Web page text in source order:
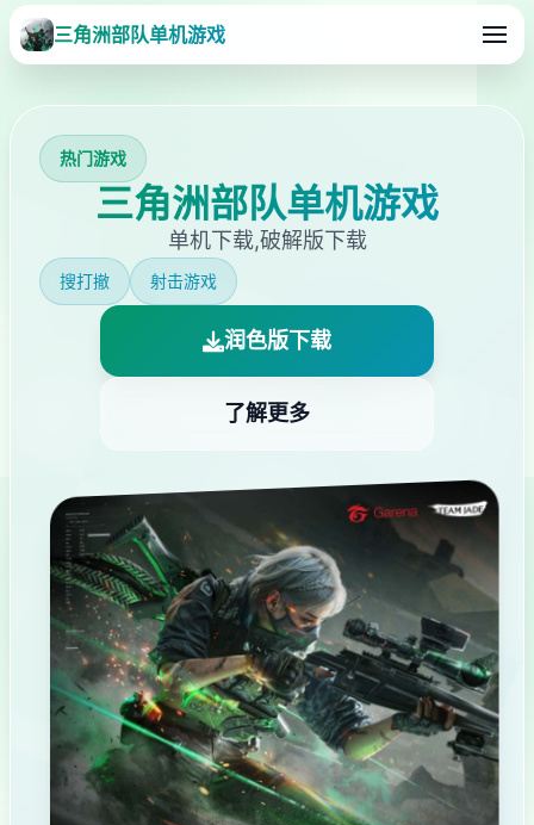
三角洲部队单机游戏
热门游戏
三角洲部队单机游戏
单机下载,破解版下载
搜打撤 射击游戏
润色版下载
了解更多